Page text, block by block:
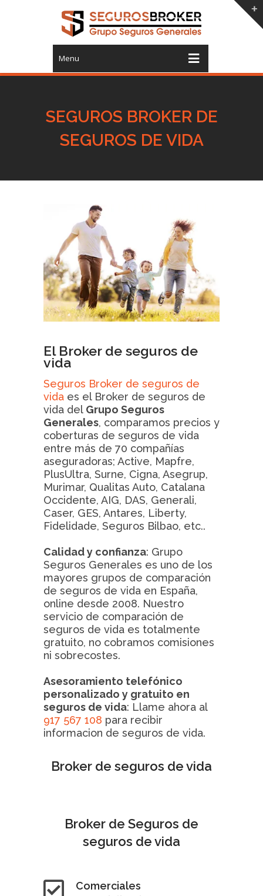
Menu
SEGUROS BROKER DE
SEGUROS DE VIDA
El Broker de seguros de
vida
Seguros Broker de seguros de
vida es el Broker de seguros de
vida del Grupo Seguros
Generales, comparamos precios y
coberturas de seguros de vida
entre más de 70 compañías
aseguradoras; Active, Mapfre,
PlusUltra, Surne, Cigna, Asegrup,
Murimar, Qualitas Auto, Catalana
Occidente, AIG, DAS, Generali,
Caser, GES, Antares, Liberty,
Fidelidade, Seguros Bilbao, etc..
Calidad y confianza: Grupo
Seguros Generales es uno de los
mayores grupos de comparación
de seguros de vida en España,
online desde 2008. Nuestro
servicio de comparación de
seguros de vida es totalmente
gratuito, no cobramos comisiones
ni sobrecostes.
Asesoramiento telefónico
personalizado y gratuito en
seguros de vida: Llame ahora al
917 567 108 para recibir
informacion de seguros de vida.
Broker de seguros de vida
Broker de Seguros de
seguros de vida
Comerciales